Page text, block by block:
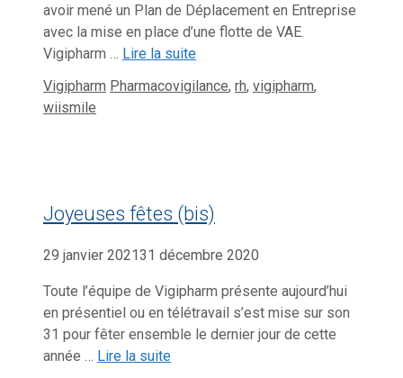
avoir mené un Plan de Déplacement en Entreprise
avec la mise en place d’une flotte de VAE.
Vigipharm … Lire la suite
Catégories
Vigipharm Étiquettes
Pharmacovigilance, rh, vigipharm,
wiismile
Joyeuses fêtes (bis)
29 janvier 202131 décembre 2020
Toute l’équipe de Vigipharm présente aujourd’hui
en présentiel ou en télétravail s’est mise sur son
31 pour fêter ensemble le dernier jour de cette
année … Lire la suite